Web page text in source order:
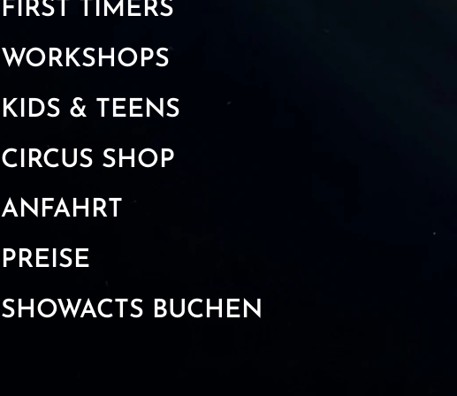
FIRST TIMERS
WORKSHOPS
KIDS & TEENS
CIRCUS SHOP
ANFAHRT
PREISE
SHOWACTS BUCHEN